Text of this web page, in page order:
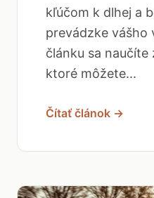
kľúčom k dlhej a
prevádzke vášho
článku sa naučíte
ktoré môžete...
Čítať článok →